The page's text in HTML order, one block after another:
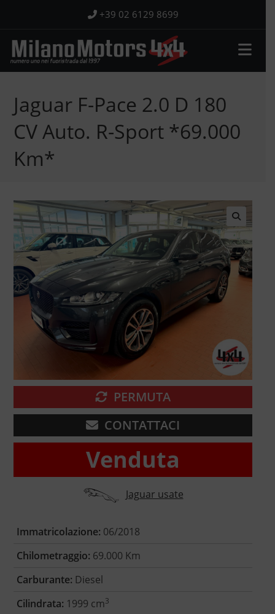
contenuto
+39 02 6129 8699
Jaguar F-Pace 2.0 D 180
CV Auto. R-Sport *69.000
Km*
🔍
PERMUTA
CONTATTACI
Venduta
Jaguar usate
Immatricolazione: 06/2018
Chilometraggio: 69.000 Km
Carburante: Diesel
Cilindrata: 1999 cm3